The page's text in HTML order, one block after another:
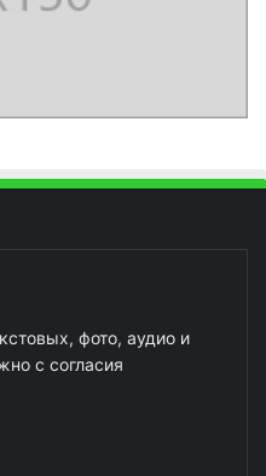
фото, аудио и
с согласия